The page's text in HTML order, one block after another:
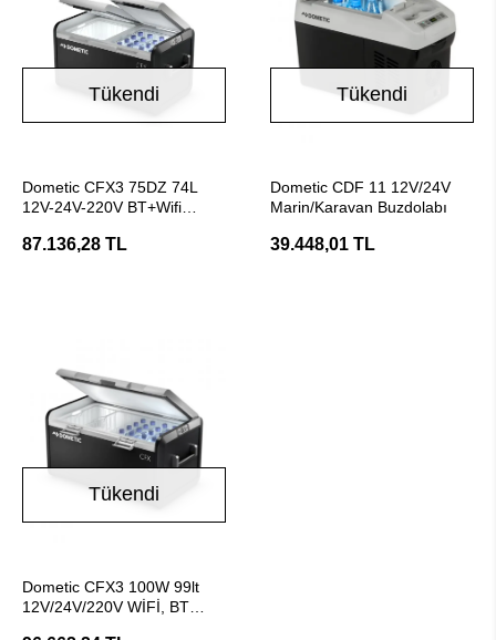
Tükendi
Dometic CFX3 75DZ 74L
12V-24V-220V BT+Wifi
Soğutucu
87.136,28 TL
Tükendi
Dometic CDF 11 12V/24V
Marin/Karavan Buzdolabı
39.448,01 TL
Tükendi
Dometic CFX3 100W 99lt
12V/24V/220V WİFİ, BT